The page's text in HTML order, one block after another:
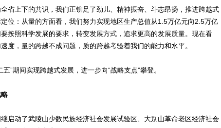
上下的共识，我们正铆足了劲儿、精神振奋、斗志昂扬，推进跨越式
位：从量的方面看，我们努力实现地区生产总值从1.5万亿元向2.5万亿
按照科学发展的要求，转变发展方式，追求更高的发展质量。现在看
度，量的跨越不成问题，质的跨越考验着我们的能力和水平。
期间实现跨越式发展，进一步向“战略支点”攀登。
动了武陵山少数民族经济社会发展试验区、大别山革命老区经济社会